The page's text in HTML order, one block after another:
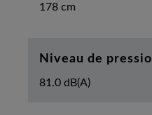
178 cm
Niveau de
81.0 dB(A)